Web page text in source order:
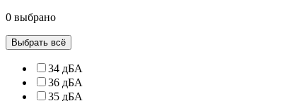
0 выбрано
Выбрать всё
34 дБА
36 дБА
35 дБА